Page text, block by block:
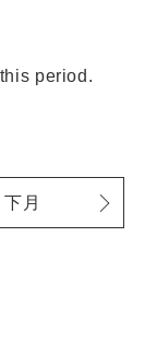
period.
下月